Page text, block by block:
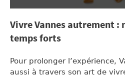
Vivre Vannes autrement :
temps forts
Pour prolonger l’expérience,
aussi à travers son art de